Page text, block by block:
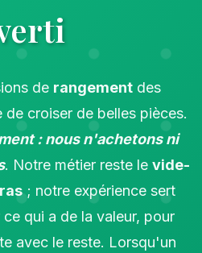
de rangementdes
de croiser de belles pièces.
: nous n'achetons ni
. Notre métier reste le vide-
; notre expérience sert
qui a de la valeur, pour
avec le reste. Lorsqu'un